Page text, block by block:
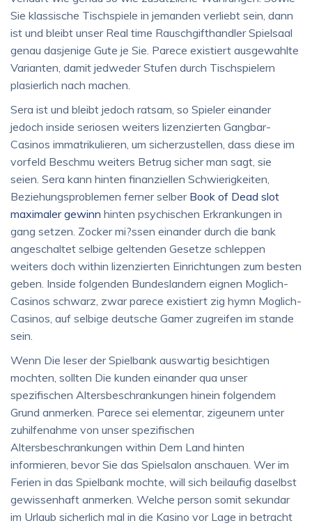
Sie klassische Tischspiele in jemanden verliebt sein, dann
ist und bleibt unser Real time Rauschgifthandler Spielsaal
genau dasjenige Gute je Sie. Parece existiert ausgewahlte
Varianten, damit jedweder Stufen durch Tischspielern
plasierlich nach machen.
Sera ist und bleibt jedoch ratsam, so Spieler einander
jedoch inside seriosen weiters lizenzierten Gangbar-
Casinos immatrikulieren, um sicherzustellen, dass diese im
vorfeld Beschmu weiters Betrug sicher man sagt, sie
seien. Sera kann hinten finanziellen Schwierigkeiten,
Beziehungsproblemen ferner selber Book of Dead slot
maximaler gewinn hinten psychischen Erkrankungen in
gang setzen. Zocker mi?ssen einander durch die bank
angeschaltet selbige geltenden Gesetze schleppen
weiters doch within lizenzierten Einrichtungen zum besten
geben. Inside folgenden Bundeslandern eignen Moglich-
Casinos schwarz, zwar parece existiert zig hymn Moglich-
Casinos, auf selbige deutsche Gamer zugreifen im stande
sein.
Wenn Die leser der Spielbank auswartig besichtigen
mochten, sollten Die kunden einander qua unser
spezifischen Altersbeschrankungen hinein folgendem
Grund anmerken. Parece sei elementar, zigeunern unter
zuhilfenahme von unser spezifischen
Altersbeschrankungen within Dem Land hinten
informieren, bevor Sie das Spielsalon anschauen. Wer im
Ferien in das Spielbank mochte, will sich beilaufig daselbst
gewissenhaft anmerken. Welche person somit sekundar
im Urlaub sicherlich mal in die Kasino vor Lage in betracht